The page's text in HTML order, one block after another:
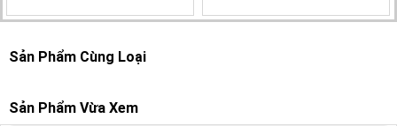
Sản Phẩm Cùng Loại
Sản Phẩm Vừa Xem